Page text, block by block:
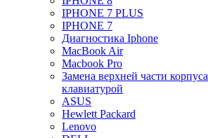
IPHONE 7 PLUS
IPHONE 7
Диагностика Iphone
MacBook Air
Macbook Pro
Замена верхней части
клавиатурой
ASUS
Hewlett Packard
Lenovo